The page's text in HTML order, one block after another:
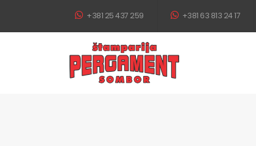
+381 25 437 259 +381 63 813 24 17